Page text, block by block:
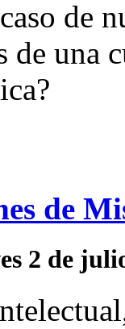
de
de una
de
2 de